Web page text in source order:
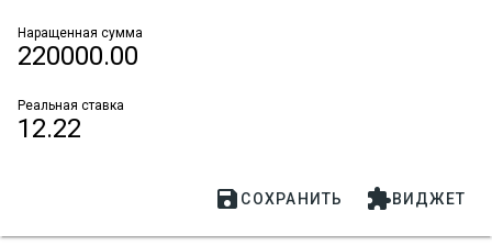
Наращенная сумма
220000.00
Реальная ставка
12.22
 СОХРАНИТЬ ВИДЖЕТ